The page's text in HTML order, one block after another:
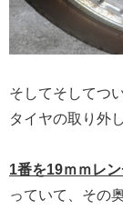
そしてそしてつ
タイヤの取り外
1番を19ｍｍレ
っていて、その